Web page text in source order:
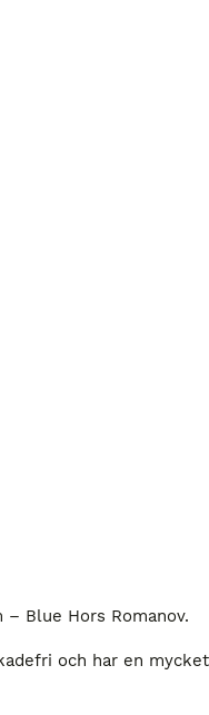
Blue Hors Romanov.
och har en